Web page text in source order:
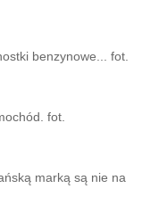
benzynowe... fot.
fot.
marką są nie na